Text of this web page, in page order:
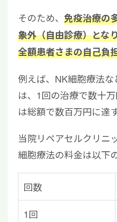
そのため、 免疫治療の
象外（自由診療）とな
全額患者さまの自己負
例えば、NK細胞療法
は、1回の治療で数十
は総額で数百万円に達
当院リペアセルクリニ
細胞療法の料金は以下
回数
1回